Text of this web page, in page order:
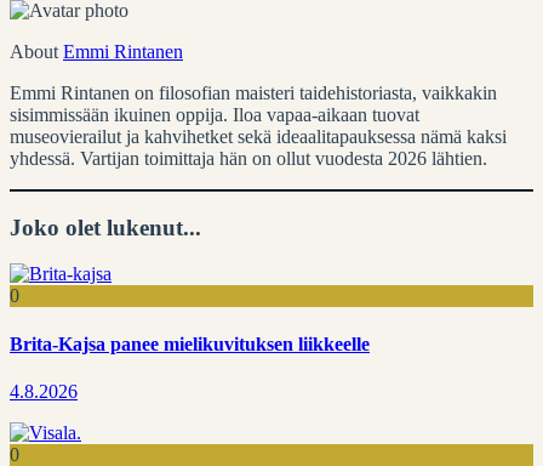
About Emmi Rintanen
Emmi Rintanen on filosofian maisteri taidehistoriasta, vaikkakin
sisimmissään ikuinen oppija. Iloa vapaa-aikaan tuovat
museovierailut ja kahvihetket sekä ideaalitapauksessa nämä kaksi
yhdessä. Vartijan toimittaja hän on ollut vuodesta 2026 lähtien.
Joko olet lukenut...
0
Brita-Kajsa panee mielikuvituksen liikkeelle
4.8.2026
0